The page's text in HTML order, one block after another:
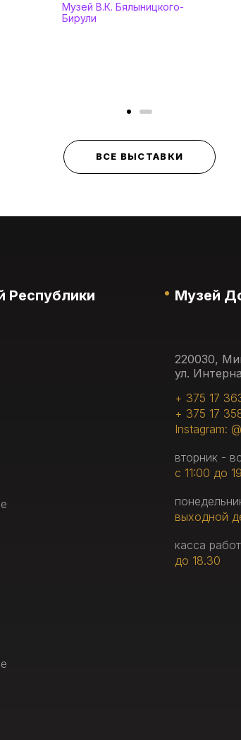
Музей В.К. Бялыницкого-
Бирули
ВСЕ ВЫСТАВКИ
Республики
Музей
220030,
ул.
+ 375 17
+ 375 17
Instagram:
вторник -
с 11:00 до
выходной
касса
до 18.30